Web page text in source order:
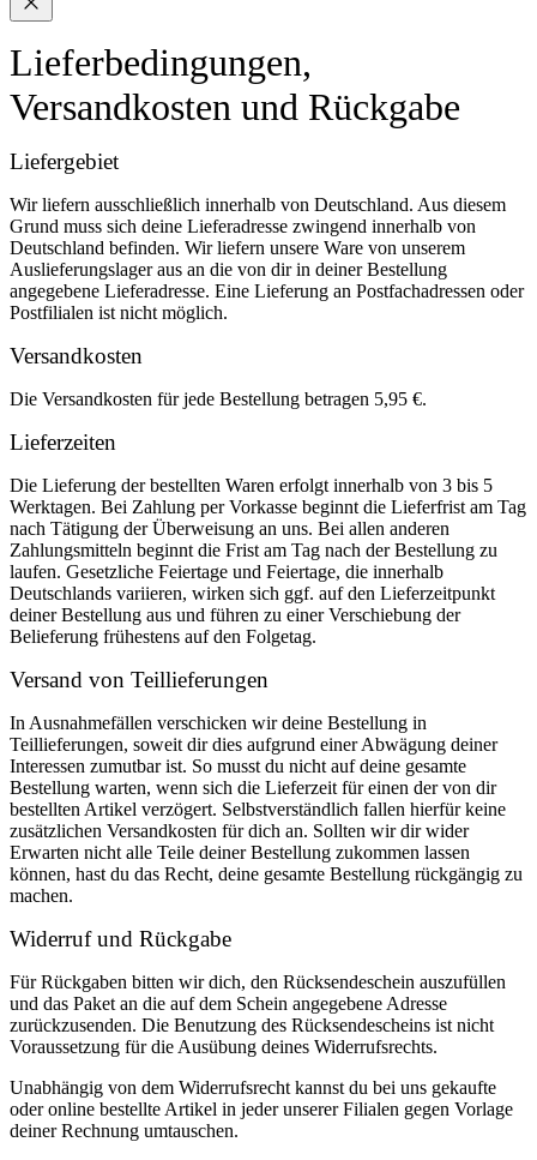
Lieferbedingungen,
Versandkosten und Rückgabe
Liefergebiet
Wir liefern ausschließlich innerhalb von Deutschland. Aus diesem
Grund muss sich deine Lieferadresse zwingend innerhalb von
Deutschland befinden. Wir liefern unsere Ware von unserem
Auslieferungslager aus an die von dir in deiner Bestellung
angegebene Lieferadresse. Eine Lieferung an Postfachadressen oder
Postfilialen ist nicht möglich.
Versandkosten
Die Versandkosten für jede Bestellung betragen 5,95 €.
Lieferzeiten
Die Lieferung der bestellten Waren erfolgt innerhalb von 3 bis 5
Werktagen. Bei Zahlung per Vorkasse beginnt die Lieferfrist am Tag
nach Tätigung der Überweisung an uns. Bei allen anderen
Zahlungsmitteln beginnt die Frist am Tag nach der Bestellung zu
laufen. Gesetzliche Feiertage und Feiertage, die innerhalb
Deutschlands variieren, wirken sich ggf. auf den Lieferzeitpunkt
deiner Bestellung aus und führen zu einer Verschiebung der
Belieferung frühestens auf den Folgetag.
Versand von Teillieferungen
In Ausnahmefällen verschicken wir deine Bestellung in
Teillieferungen, soweit dir dies aufgrund einer Abwägung deiner
Interessen zumutbar ist. So musst du nicht auf deine gesamte
Bestellung warten, wenn sich die Lieferzeit für einen der von dir
bestellten Artikel verzögert. Selbstverständlich fallen hierfür keine
zusätzlichen Versandkosten für dich an. Sollten wir dir wider
Erwarten nicht alle Teile deiner Bestellung zukommen lassen
können, hast du das Recht, deine gesamte Bestellung rückgängig zu
machen.
Widerruf und Rückgabe
Für Rückgaben bitten wir dich, den Rücksendeschein auszufüllen
und das Paket an die auf dem Schein angegebene Adresse
zurückzusenden. Die Benutzung des Rücksendescheins ist nicht
Voraussetzung für die Ausübung deines Widerrufsrechts.
Unabhängig von dem Widerrufsrecht kannst du bei uns gekaufte
oder online bestellte Artikel in jeder unserer Filialen gegen Vorlage
deiner Rechnung umtauschen.